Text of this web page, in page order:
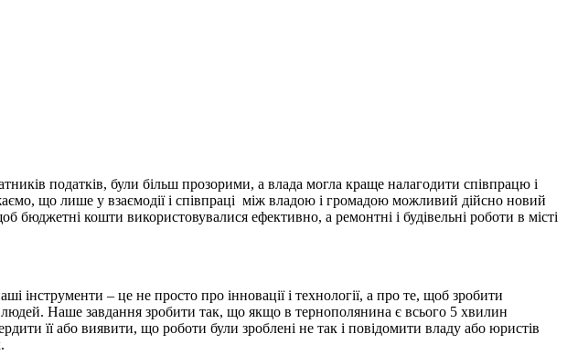
податків, були більш прозорими, а влада могла краще налагодити співпрацю і
що лише у взаємодії і співпраці між владою і громадою можливий дійсно новий
бюджетні кошти використовувалися ефективно, а ремонтні і будівельні роботи в місті
– це не просто про інновації і технології, а про те, щоб зробити
Наше завдання зробити так, що якщо в тернополянина є всього 5 хвилин
її або виявити, що роботи були зроблені не так і повідомити владу або юристів